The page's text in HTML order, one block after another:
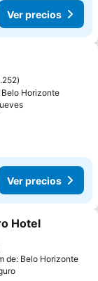
Ver precios
Belo Horizonte
Ver precios
Ver precios
Hotel
de: Belo Horizonte
Ver precios